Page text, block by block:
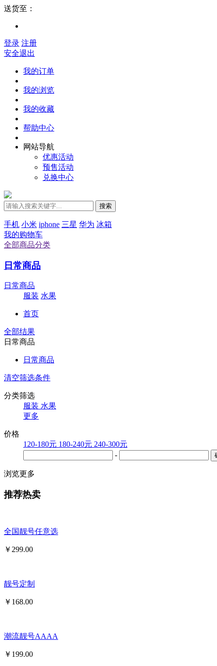
送货至：
登录 注册
安全退出
我的订单
我的浏览
我的收藏
帮助中心
网站导航
优惠活动
预售活动
兑换中心
搜索
手机 小米 iphone 三星 华为 冰箱
我的购物车
全部商品分类
日常商品
日常商品
服装 水果
首页
全部结果
日常商品
日常商品
清空筛选条件
分类筛选
服装 水果
更多
价格
120-180元 180-240元 240-300元
-
浏览更多
推荐热卖
全国靓号任意选
￥ 299.00
靓号定制
￥ 168.00
潮流靓号AAAA
￥ 199.00